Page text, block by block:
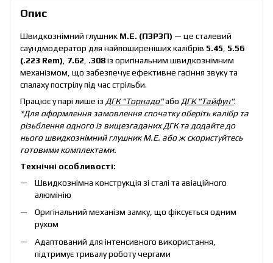
Опис
Швидкознімний глушник M.E. (ПЗРЗП) — це сталевий
саундмодератор для найпоширеніших калібрів 5.45 5.56
(.223 Rem) 7.62 .308із оригінальним швидкознімним
механізмом, що забезпечує ефективне гасіння звуку та
спалаху пострілу під час стрільби.
Працює у парі лише із ДГК "Торнадо"або ДГК "Тайфун".
*Для оформлення замовлення спочатку оберіть калібр та
різьблення одного із вищезгаданих ДГК та додайте до
нього швидкознімний глушник M.E. або ж скористуйтесь
готовими комплектами.
Технічні особливості:
Швидкознімна конструкція зі сталі та авіаційного
алюмінію
Оригінальний механізм замку, що фіксується одним
рухом
Адаптований для інтенсивного використання,
підтримує тривалу роботу чергами